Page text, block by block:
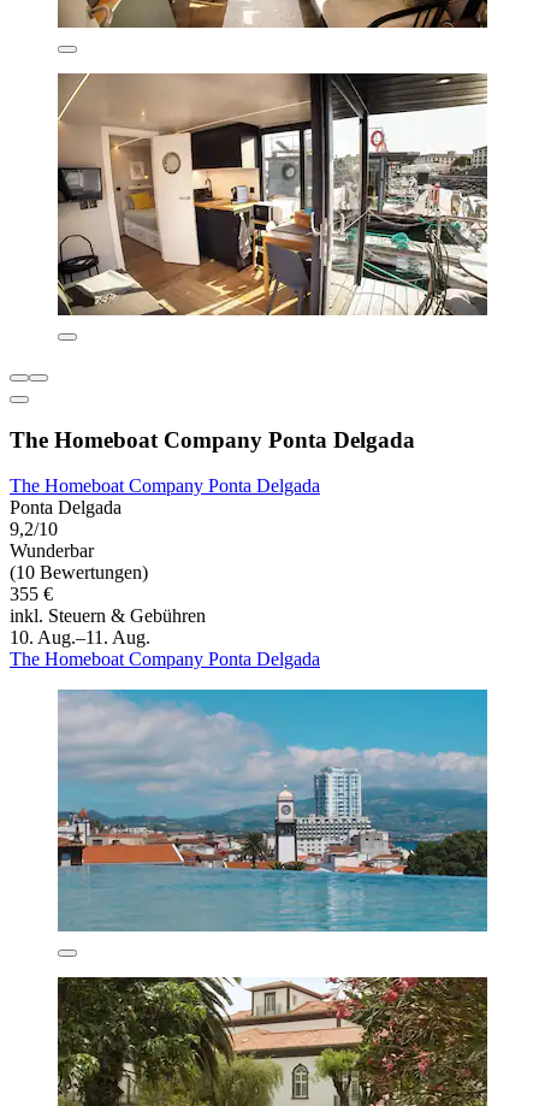
The Homeboat Company Ponta Delgada
The Homeboat Company Ponta Delgada
Ponta Delgada
9,2/10
Wunderbar
(10 Bewertungen)
355 €
inkl. Steuern & Gebühren
10. Aug.–11. Aug.
The Homeboat Company Ponta Delgada